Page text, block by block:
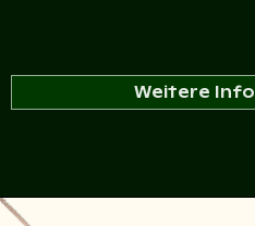
Weitere